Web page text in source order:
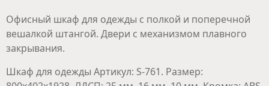
Офисный шкаф для одежды с полкой и поперечной
вешалкой штангой. Двери с механизмом плавного
закрывания.
Шкаф для одежды Артикул: S-761. Размер: